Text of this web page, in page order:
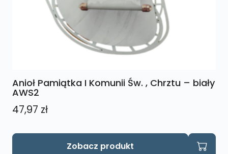
Anioł Pamiątka I Komunii Św. , Chrztu – biały
AWS2
47,97 zł
Zobacz produkt